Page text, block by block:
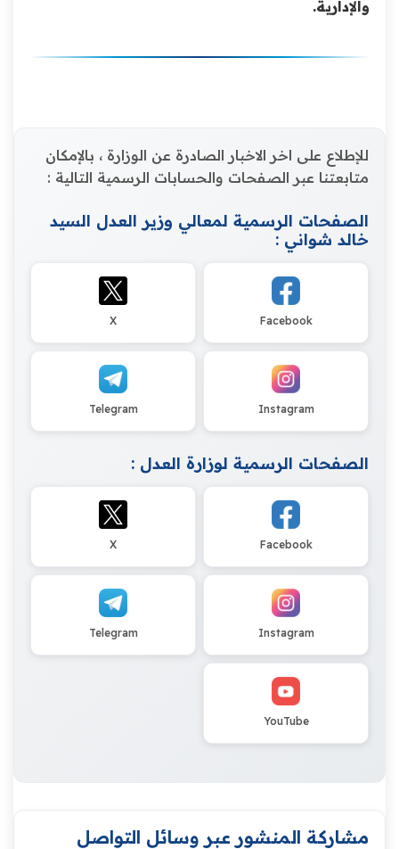
والإدارية.
للإطلاع على اخر الاخبار الصادرة عن الوزارة ، بالإمكان
متابعتنا عبر الصفحات والحسابات الرسمية التالية :
الصفحات الرسمية لمعالي وزير العدل السيد
خالد شواني :
Facebook
X
Instagram
Telegram
الصفحات الرسمية لوزارة العدل :
Facebook
X
Instagram
Telegram
YouTube
مشاركة المنشور عبر وسائل التواصل